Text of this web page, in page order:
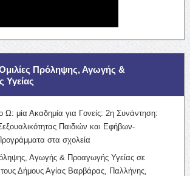
Πρόληψης, Αγωγής &
Υγείας
Ω: μία Ακαδημία για Γονείς: 2η Συνάντηση:
Παιδιών και Εφήβων-
στα σχολεία
Αγωγής & Προαγωγής Υγείας σε
Δήμους Αγίας Βαρβάρας, Παλλήνης,